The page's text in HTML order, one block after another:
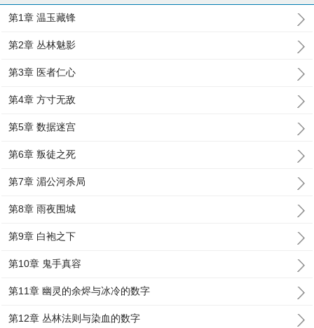
第1章 温玉藏锋
第2章 丛林魅影
第3章 医者仁心
第4章 方寸无敌
第5章 数据迷宫
第6章 叛徒之死
第7章 湄公河杀局
第8章 雨夜围城
第9章 白袍之下
第10章 鬼手真容
第11章 幽灵的余烬与冰冷的数字
第12章 丛林法则与染血的数字